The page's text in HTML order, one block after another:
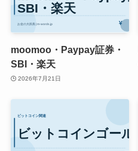
moomoo・Paypay証券・
SBI・楽天
2026年7月21日